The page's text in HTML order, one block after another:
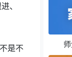
、
是不